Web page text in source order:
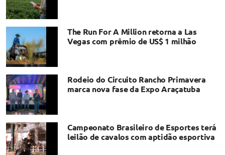
The Run For A Million retorna a Las
Vegas com prêmio de US$ 1 milhão
Rodeio do Circuito Rancho Primavera
marca nova fase da Expo Araçatuba
Campeonato Brasileiro de Esportes terá
leilão de cavalos com aptidão esportiva